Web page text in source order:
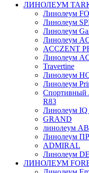
ЛИНОЛЕУМ
Линолеум
Линолеум
Линолеум
Линолеум
ACCZENT
Линолеум
Travertine
Линолеум
Линолеум
Спортивный
R83
Линолеум IQ
GRAND
линолеум
Линолеум
ADMIRAL
Линолеум
ЛИНОЛЕУМ